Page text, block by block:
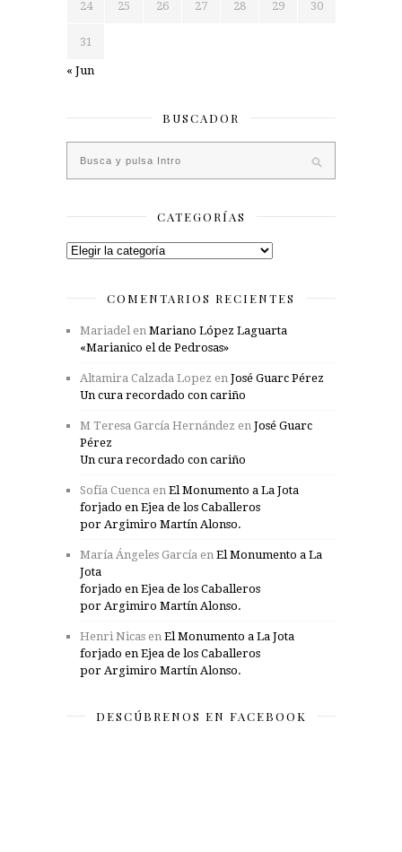
24 25 26 27 28 29 30
31
« Jun
BUSCADOR
CATEGORÍAS
Categorías
COMENTARIOS RECIENTES
Mariadel en Mariano López Laguarta
«Marianico el de Pedrosas»
Altamira Calzada Lopez en José Guarc Pérez
Un cura recordado con cariño
M Teresa García Hernández en José Guarc
Pérez
Un cura recordado con cariño
Sofía Cuenca en El Monumento a La Jota
forjado en Ejea de los Caballeros
por Argimiro Martín Alonso.
María Ángeles García en El Monumento a La
Jota
forjado en Ejea de los Caballeros
por Argimiro Martín Alonso.
Henri Nicas en El Monumento a La Jota
forjado en Ejea de los Caballeros
por Argimiro Martín Alonso.
DESCÚBRENOS EN FACEBOOK